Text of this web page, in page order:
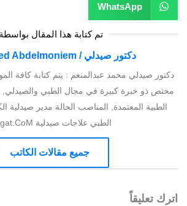
WhatsApp
تم كتابة هذا المقال
دكتور صيدلي / Mohamed Abdelmoniem
دكتور صيدلي محمد عبدالمنعم : يتم كتابة كافة
مختص ذو خبرة كبيرة في مجال الطبي والصيدلي,
الطبية المعتمدة, المناصب الحالة مدير صيدلية
الطبي علاجات صيدلية 3lagat.CoM
جميع مقالات الكاتب
اترك تعليقاً